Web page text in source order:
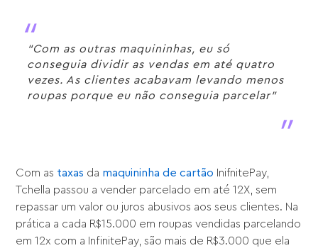
“Com as outras maquininhas, eu só
conseguia dividir as vendas em até quatro
vezes. As clientes acabavam levando menos
roupas porque eu não conseguia parcelar”
Com as taxas da maquininha de cartão InifnitePay,
Tchella passou a vender parcelado em até 12X, sem
repassar um valor ou juros abusivos aos seus clientes. Na
prática a cada R$15.000 em roupas vendidas parcelando
em 12x com a InfinitePay, são mais de R$3.000 que ela